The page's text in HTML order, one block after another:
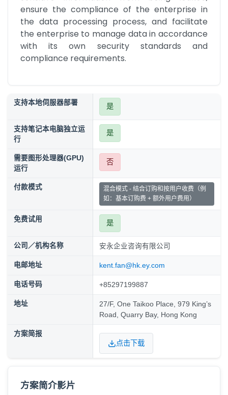
ensure the compliance of the enterprise in
the data processing process, and facilitate
the enterprise to manage data in accordance
with its own security standards and
compliance requirements.
支持本地伺服器部署 是
支持笔记本电脑独立运
行
是
需要图形处理器(GPU)
运行
否
付款模式
混合模式 - 结合订购和按用户收费（例
如：基本订购费 + 额外用户费用）
免费试用 是
公司／机构名称 安永企业咨询有限公司
电邮地址 kent.fan@hk.ey.com
电话号码 +85297199887
地址
27/F, One Taikoo Place, 979 King’s
Road, Quarry Bay, Hong Kong
方案简报
点击下载
方案简介影片